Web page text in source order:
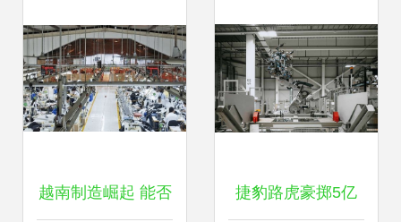
越南制造崛起 能否 捷豹路虎豪掷5亿